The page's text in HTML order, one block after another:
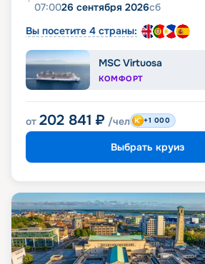
07:0026 сентября 2026сб
Вы посетите 4 страны:
MSC Virtuosa
КОМФОРТ
от 202 841 ₽ /чел +1 000
Выбрать круиз